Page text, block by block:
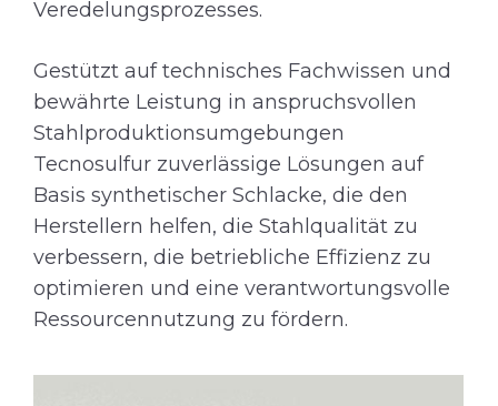
Veredelungsprozesses.
Gestützt auf technisches Fachwissen und
bewährte Leistung in anspruchsvollen
Stahlproduktionsumgebungen
Tecnosulfur zuverlässige Lösungen auf
Basis synthetischer Schlacke, die den
Herstellern helfen, die Stahlqualität zu
verbessern, die betriebliche Effizienz zu
optimieren und eine verantwortungsvolle
Ressourcennutzung zu fördern.